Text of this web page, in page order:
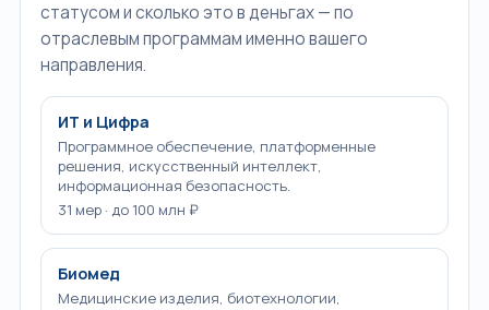
статусом и сколько это в деньгах — по
отраслевым программам именно вашего
направления.
ИТ и Цифра
Программное обеспечение, платформенные
решения, искусственный интеллект,
информационная безопасность.
31 мер · до 100 млн ₽
Биомед
Медицинские изделия, биотехнологии,